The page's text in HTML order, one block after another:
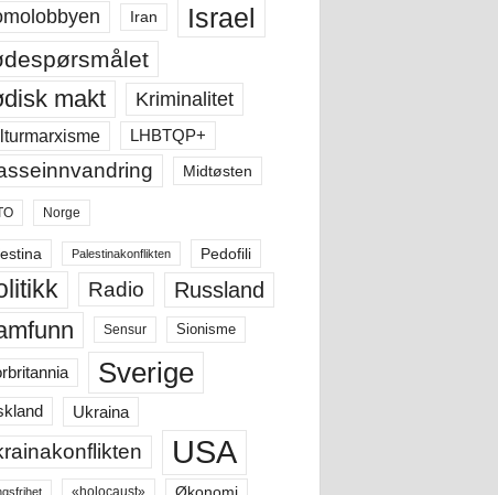
Iran Israel
makt Kriminalitet
LHBTQP+
Midtøsten
Norge
Palestinakonflikten Pedofili
Radio Russland
Sensur Sionisme
Sverige
Ukraina
USA